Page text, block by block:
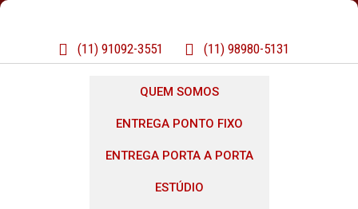
(11) 91092-3551 (11) 98980-5131
QUEM SOMOS
ENTREGA PONTO FIXO
ENTREGA PORTA A PORTA
ESTÚDIO